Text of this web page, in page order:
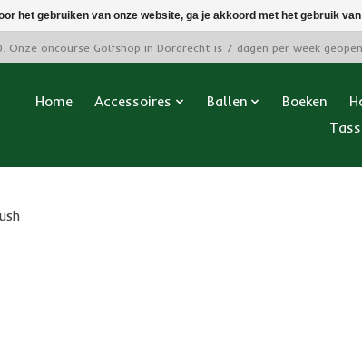
Onze oncourse Golfshop in Dordrecht is 7 dagen per week
Home Accessoires Ballen Boeken
het gebruiken van onze website, ga je akkoord met het gebruik